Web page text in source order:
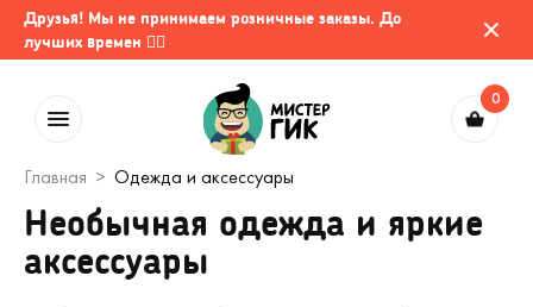
Друзья! Мы не принимаем розничные заказы. До
лучших времен 🤷‍♂️
0
Главная Одежда и аксессуары
Необычная одежда и яркие
аксессуары